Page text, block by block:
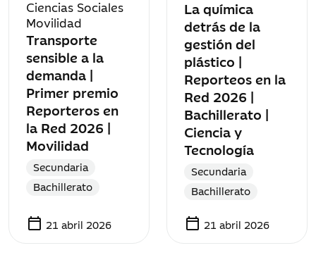
Ciencias Sociales
Movilidad
Transporte
sensible a la
demanda |
Primer premio
Reporteros en
la Red 2026 |
Movilidad
Secundaria
Bachillerato
calendar_today 21 abril 2026
La química
detrás de la
gestión del
plástico |
Reporteos en la
Red 2026 |
Bachillerato |
Ciencia y
Tecnología
Secundaria
Bachillerato
calendar_today 21 abril 2026